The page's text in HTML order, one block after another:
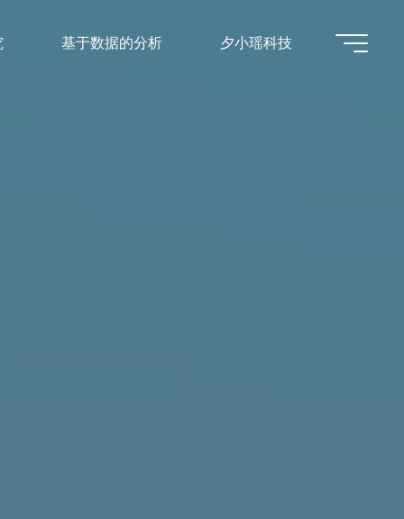
基于数据的分析 夕小瑶科技